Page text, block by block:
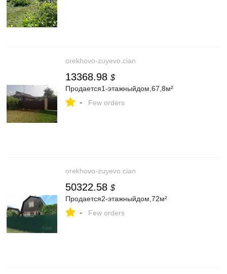
orekhovo-zuyevo.cian
13368.98 $
Продается1-этажныйдом,67,8м²
- Few orders
orekhovo-zuyevo.cian
50322.58 $
Продается2-этажныйдом,72м²
- Few orders